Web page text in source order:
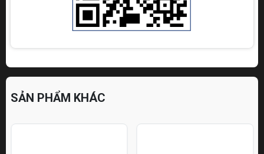
SẢN PHẨM KHÁC